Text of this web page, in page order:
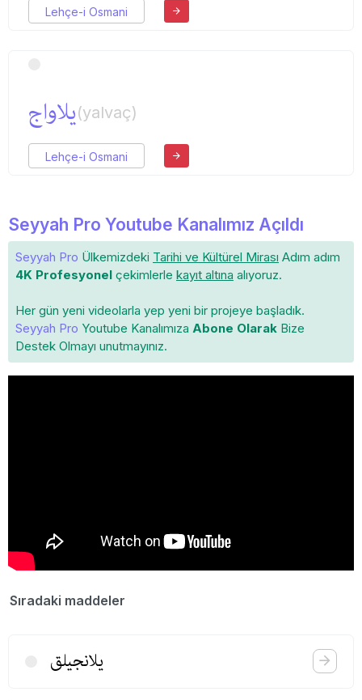
Lehçe-i Osmani
یلاواج(yalvaç)
Lehçe-i Osmani
Seyyah Pro Youtube Kanalımız Açıldı
Seyyah Pro Ülkemizdeki Tarihi ve Kültürel Mirası Adım adım
4K Profesyonel çekimlerle kayıt altına alıyoruz.
Her gün yeni videolarla yep yeni bir projeye başladık.
Seyyah Pro Youtube Kanalımıza Abone Olarak Bize
Destek Olmayı unutmayınız.
Sıradaki maddeler
یلانجیلق